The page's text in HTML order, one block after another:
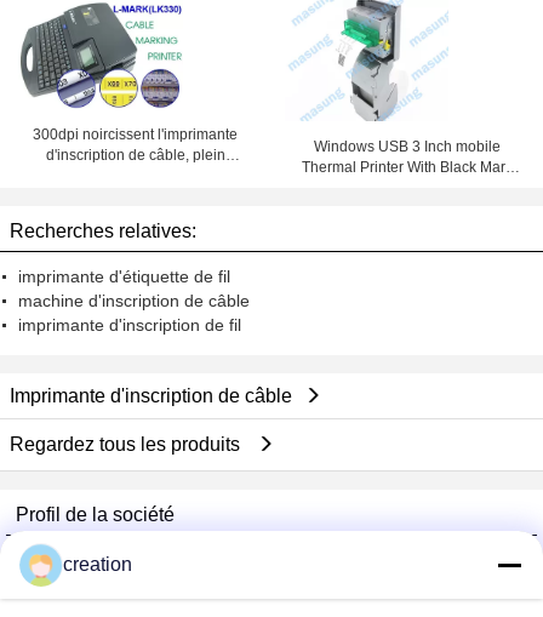
300dpi noircissent l'imprimante
d'inscription de câble, plein
Windows USB 3 Inch mobile
Thermal Printer With Black Mark
Recherches relatives:
imprimante d'étiquette de fil
machine d'inscription de câble
imprimante d'inscription de fil
Imprimante d'inscription de câble
Regardez tous les produits
Profil de la société
Foshan GECL Technology Development Co., Ltd
Fournisseurs vérifié
creation